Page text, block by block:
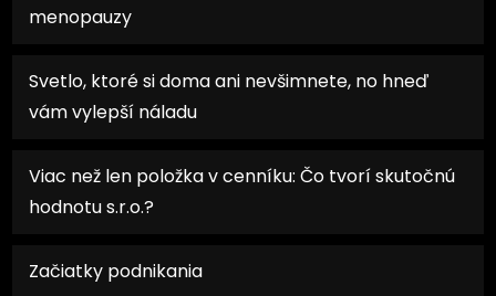
menopauzy
Svetlo, ktoré si doma ani nevšimnete, no hneď
vám vylepší náladu
Viac než len položka v cenníku: Čo tvorí skutočnú
hodnotu s.r.o.?
Začiatky podnikania